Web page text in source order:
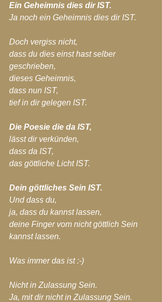
Ein Geheimnis dies dir IST.
Ja noch ein Geheimnis dies dir IST.
Doch vergiss nicht,
dass du dies einst hast selber
geschrieben,
dieses Geheimnis,
dass nun IST,
tief in dir gelegen IST.
Die Poesie die da IST,
lässt dir verkünden,
dass da IST,
das göttliche Licht IST.
Dein göttliches Sein IST.
Und dass du,
ja, dass du kannst lassen,
deine Finger vom nicht göttlich Sein
kannst lassen.
Was immer das ist :-)
Nicht in Zulassung Sein.
Ja, mit dir nicht in Zulassung Sein.